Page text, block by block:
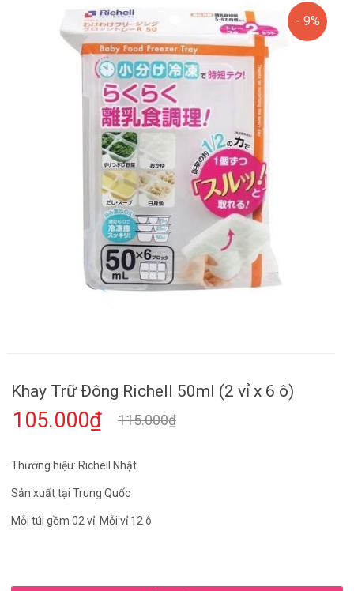
- 9%
Khay Trữ Đông Richell 50ml (2 vỉ x 6 ô)
105.000₫ 115.000₫
Thương hiệu: Richell Nhật
Sản xuất tại Trung Quốc
Mỗi túi gồm 02 vỉ. Mỗi vỉ 12 ô